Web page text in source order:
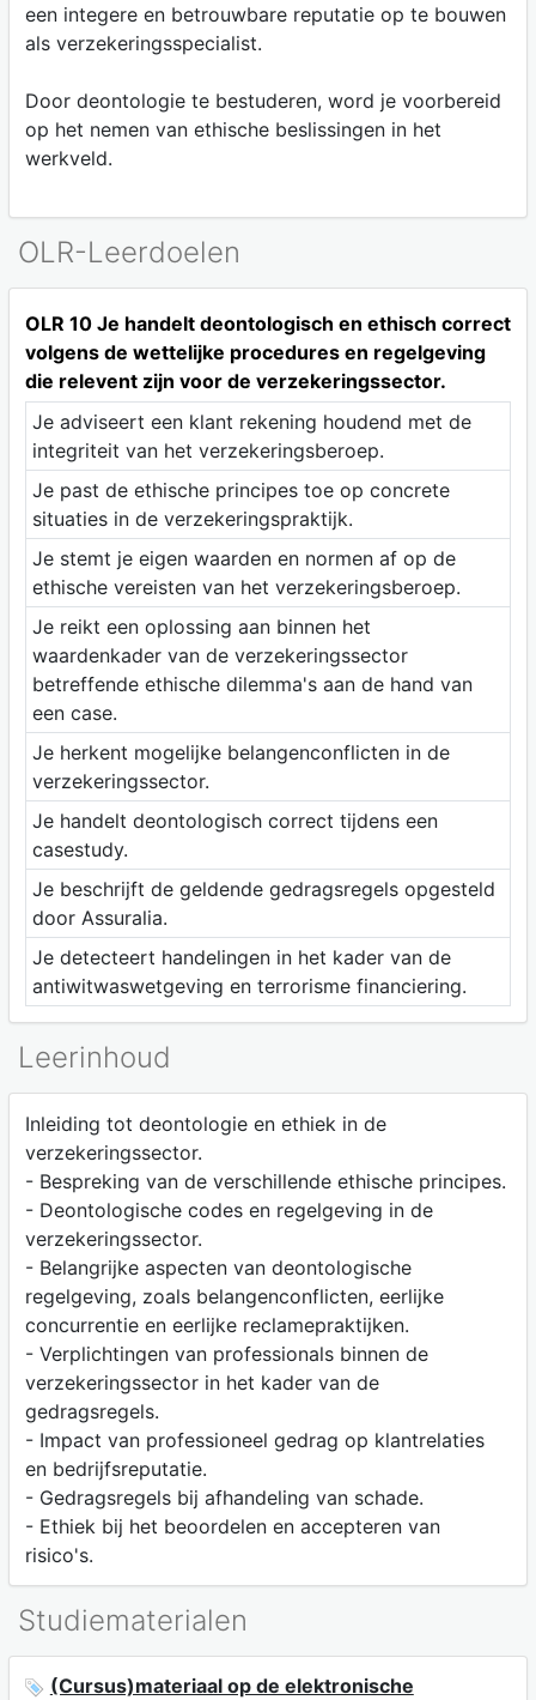
een integere en betrouwbare reputatie op te bouwen
als verzekeringsspecialist.
Door deontologie te bestuderen, word je voorbereid
op het nemen van ethische beslissingen in het
werkveld.
OLR-Leerdoelen
OLR 10 Je handelt deontologisch en ethisch correct
volgens de wettelijke procedures en regelgeving
die relevent zijn voor de verzekeringssector.
Je adviseert een klant rekening houdend met de
integriteit van het verzekeringsberoep.
Je past de ethische principes toe op concrete
situaties in de verzekeringspraktijk.
Je stemt je eigen waarden en normen af op de
ethische vereisten van het verzekeringsberoep.
Je reikt een oplossing aan binnen het
waardenkader van de verzekeringssector
betreffende ethische dilemma's aan de hand van
een case.
Je herkent mogelijke belangenconflicten in de
verzekeringssector.
Je handelt deontologisch correct tijdens een
casestudy.
Je beschrijft de geldende gedragsregels opgesteld
door Assuralia.
Je detecteert handelingen in het kader van de
antiwitwaswetgeving en terrorisme financiering.
Leerinhoud
Inleiding tot deontologie en ethiek in de
verzekeringssector.
- Bespreking van de verschillende ethische principes.
- Deontologische codes en regelgeving in de
verzekeringssector.
- Belangrijke aspecten van deontologische
regelgeving, zoals belangenconflicten, eerlijke
concurrentie en eerlijke reclamepraktijken.
- Verplichtingen van professionals binnen de
verzekeringssector in het kader van de
gedragsregels.
- Impact van professioneel gedrag op klantrelaties
en bedrijfsreputatie.
- Gedragsregels bij afhandeling van schade.
- Ethiek bij het beoordelen en accepteren van
risico's.
Studiematerialen
(Cursus)materiaal op de elektronische